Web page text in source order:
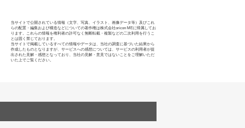
当サイトで公開されている情報（文字、写真、イラスト、画像データ等）及びこれ
らの配置・編集および構造などについての著作権は株式会社oricon MEに帰属してお
ります。これらの情報を権利者の許可なく無断転載・複製などの二次利用を行うこ
とは固く禁じております。
当サイトで掲載しているすべての情報やデータは、当社の調査に基づいた結果から
作成したものとなりますが、サービスへの感想については、サービスの利用者が提
出された見解・感想となっており、当社の見解・意見ではないことをご理解いただ
いた上でご覧ください。